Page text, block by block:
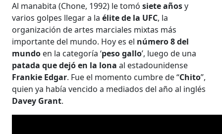
Al manabita (Chone, 1992) le tomósiete añosy
varios golpes llegar a la élite de la UFC, la
organización de artes marciales mixtas más
importante del mundo. Hoy es el número 8 del
mundo en la categoría ‘peso gallo’, luego de una
patada que dejó en la lona al estadounidense
Frankie Edgar. Fue el momento cumbre de “Chito”,
quien ya había vencido a mediados del año al inglés
Davey Grant.